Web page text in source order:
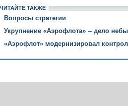
ЧИТАЙТЕ ТАКЖЕ
Вопросы стратегии
Укрупнение «Аэрофлота» -- дело
«Аэрофлот» модернизировал